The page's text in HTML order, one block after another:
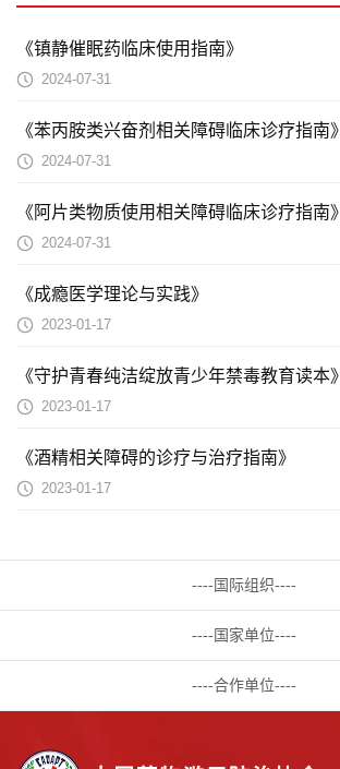
《镇静催眠药临床使用指南》
2024-07-31
《苯丙胺类兴奋剂相关障碍临床诊疗指南》
2024-07-31
《阿片类物质使用相关障碍临床诊疗指南》
2024-07-31
《成瘾医学理论与实践》
2023-01-17
《守护青春纯洁绽放青少年禁毒教育读本》
2023-01-17
《酒精相关障碍的诊疗与治疗指南》
2023-01-17
----国际组织----
----国家单位----
----合作单位----